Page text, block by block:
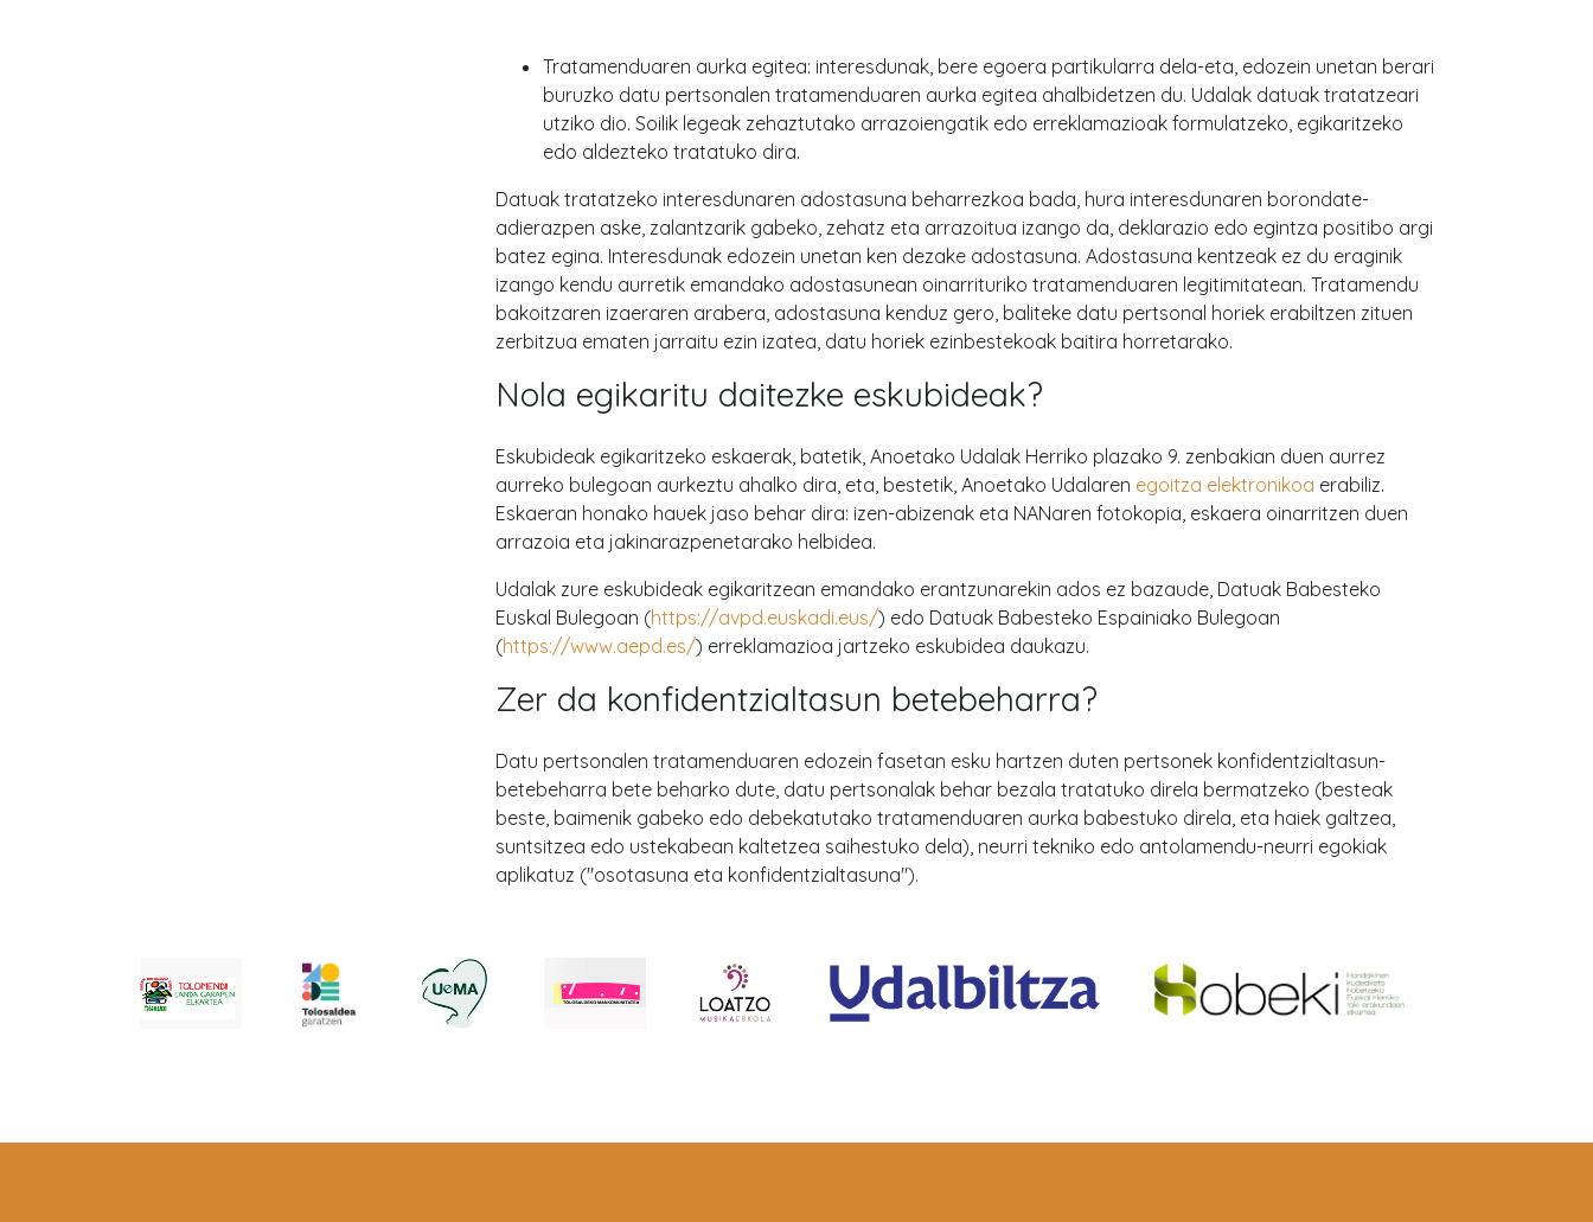
Tratamenduaren aurka egitea: interesdunak, bere egoera partikularra dela-eta, edozein unetan berari
buruzko datu pertsonalen tratamenduaren aurka egitea ahalbidetzen du. Udalak datuak tratatzeari
utziko dio. Soilik legeak zehaztutako arrazoiengatik edo erreklamazioak formulatzeko, egikaritzeko
edo aldezteko tratatuko dira.
Datuak tratatzeko interesdunaren adostasuna beharrezkoa bada, hura interesdunaren borondate-
adierazpen aske, zalantzarik gabeko, zehatz eta arrazoitua izango da, deklarazio edo egintza positibo argi
batez egina. Interesdunak edozein unetan ken dezake adostasuna. Adostasuna kentzeak ez du eraginik
izango kendu aurretik emandako adostasunean oinarrituriko tratamenduaren legitimitatean. Tratamendu
bakoitzaren izaeraren arabera, adostasuna kenduz gero, baliteke datu pertsonal horiek erabiltzen zituen
zerbitzua ematen jarraitu ezin izatea, datu horiek ezinbestekoak baitira horretarako.
Nola egikaritu daitezke eskubideak?
Eskubideak egikaritzeko eskaerak, batetik, Anoetako Udalak Herriko plazako 9. zenbakian duen aurrez
aurreko bulegoan aurkeztu ahalko dira, eta, bestetik, Anoetako Udalaren egoitza elektronikoa erabiliz.
Eskaeran honako hauek jaso behar dira: izen-abizenak eta NANaren fotokopia, eskaera oinarritzen duen
arrazoia eta jakinarazpenetarako helbidea.
Udalak zure eskubideak egikaritzean emandako erantzunarekin ados ez bazaude, Datuak Babesteko
Euskal Bulegoan (https://avpd.euskadi.eus/) edo Datuak Babesteko Espainiako Bulegoan
(https://www.aepd.es/) erreklamazioa jartzeko eskubidea daukazu.
Zer da konfidentzialtasun betebeharra?
Datu pertsonalen tratamenduaren edozein fasetan esku hartzen duten pertsonek konfidentzialtasun-
betebeharra bete beharko dute, datu pertsonalak behar bezala tratatuko direla bermatzeko (besteak
beste, baimenik gabeko edo debekatutako tratamenduaren aurka babestuko direla, eta haiek galtzea,
suntsitzea edo ustekabean kaltetzea saihestuko dela), neurri tekniko edo antolamendu-neurri egokiak
aplikatuz ("osotasuna eta konfidentzialtasuna").